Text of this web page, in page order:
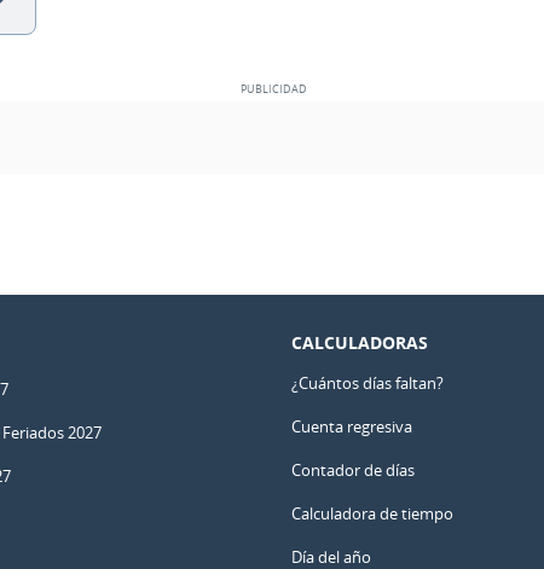
2027
CALCULADORAS
¿Cuántos días faltan?
Cuenta regresiva
Contador de días
Calculadora de tiempo
Día del año